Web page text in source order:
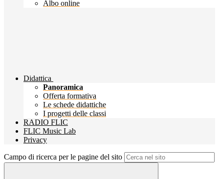
Albo online
Didattica
Panoramica
Offerta formativa
Le schede didattiche
I progetti delle classi
RADIO FLIC
FLIC Music Lab
Privacy
Campo di ricerca per le pagine del sito